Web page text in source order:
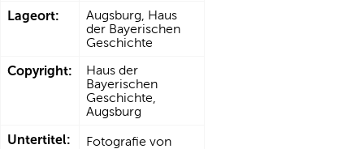
Lageort:
Augsburg, Haus
der Bayerischen
Geschichte
Copyright:
Haus der
Bayerischen
Geschichte,
Augsburg
Untertitel:
Fotografie von